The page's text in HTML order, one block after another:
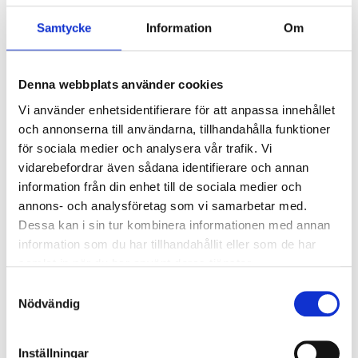
Samtycke Information Om
Denna webbplats använder cookies
Vi använder enhetsidentifierare för att anpassa innehållet
och annonserna till användarna, tillhandahålla funktioner
för sociala medier och analysera vår trafik. Vi
vidarebefordrar även sådana identifierare och annan
information från din enhet till de sociala medier och
annons- och analysföretag som vi samarbetar med.
Dessa kan i sin tur kombinera informationen med annan
information som du har tillhandahållit eller som de har
Nödvändig
Inställningar
71-336
Square drive socket:
3/8"
Length : 200
In stock in 5store
159:-